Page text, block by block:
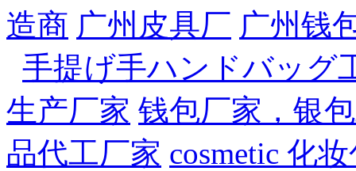
造商 广州皮具厂 广州钱
手提げ手ハンドバッグ
生产厂家 钱包厂家，银
品代工厂家 cosmetic 化